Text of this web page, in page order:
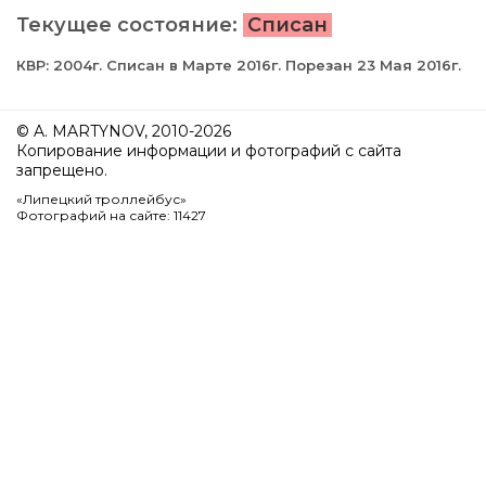
Текущее состояние: Списан
КВР: 2004г. Списан в Марте 2016г. Порезан 23 Мая 2016г.
© A. MARTYNOV, 2010-2026
Копирование информации и фотографий с сайта
запрещено.
«Липецкий троллейбус»
Фотографий на сайте: 11427